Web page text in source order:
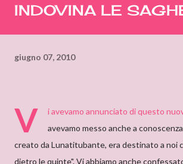
INDOVINA LE
giugno 07, 2010
V i avevamo annunciato di questo
avevamo messo anche a
creato da Lunatitubante, era destinato a noi
dietro le quinte". Vi abbiamo anche